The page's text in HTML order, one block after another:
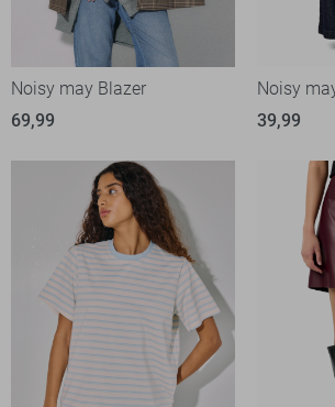
Noisy may Blazer
69,99
Noisy
39,99